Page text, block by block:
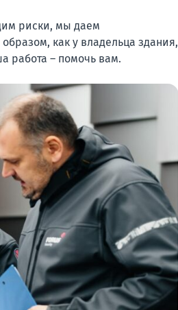
риски, мы даем
как у владельца здания,
работа – помочь вам.